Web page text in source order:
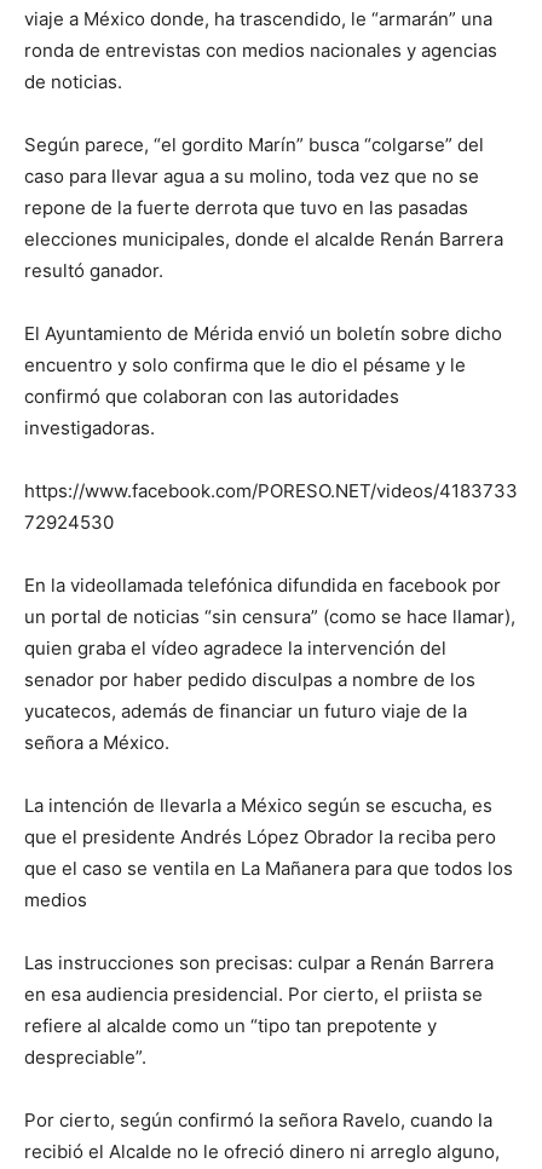
viaje a México donde, ha trascendido, le “armarán” una
ronda de entrevistas con medios nacionales y agencias
de noticias.
Según parece, “el gordito Marín” busca “colgarse” del
caso para llevar agua a su molino, toda vez que no se
repone de la fuerte derrota que tuvo en las pasadas
elecciones municipales, donde el alcalde Renán Barrera
resultó ganador.
El Ayuntamiento de Mérida envió un boletín sobre dicho
encuentro y solo confirma que le dio el pésame y le
confirmó que colaboran con las autoridades
investigadoras.
https://www.facebook.com/PORESO.NET/videos/4183733
72924530
En la videollamada telefónica difundida en facebook por
un portal de noticias “sin censura” (como se hace llamar),
quien graba el vídeo agradece la intervención del
senador por haber pedido disculpas a nombre de los
yucatecos, además de financiar un futuro viaje de la
señora a México.
La intención de llevarla a México según se escucha, es
que el presidente Andrés López Obrador la reciba pero
que el caso se ventila en La Mañanera para que todos los
medios
Las instrucciones son precisas: culpar a Renán Barrera
en esa audiencia presidencial. Por cierto, el priista se
refiere al alcalde como un “tipo tan prepotente y
despreciable”.
Por cierto, según confirmó la señora Ravelo, cuando la
recibió el Alcalde no le ofreció dinero ni arreglo alguno,